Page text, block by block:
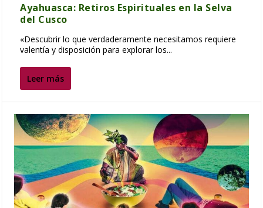
Ayahuasca: Retiros Espirituales en la Selva
del Cusco
«Descubrir lo que verdaderamente necesitamos requiere
valentía y disposición para explorar los...
Leer más